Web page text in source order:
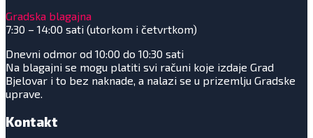
Gradska blagajna
7:30 – 14:00 sati (utorkom i četvrtkom)
Dnevni odmor od 10:00 do 10:30 sati
Na blagajni se mogu platiti svi računi koje izdaje Grad
Bjelovar i to bez naknade, a nalazi se u prizemlju Gradske
uprave.
Kontakt